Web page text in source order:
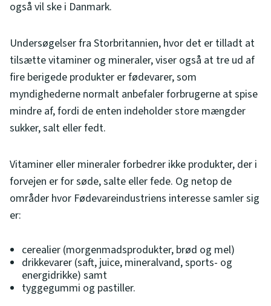
også vil ske i Danmark.
Undersøgelser fra Storbritannien, hvor det er tilladt at
tilsætte vitaminer og mineraler, viser også at tre ud af
fire berigede produkter er fødevarer, som
myndighederne normalt anbefaler forbrugerne at spise
mindre af, fordi de enten indeholder store mængder
sukker, salt eller fedt.
Vitaminer eller mineraler forbedrer ikke produkter, der i
forvejen er for søde, salte eller fede. Og netop de
områder hvor Fødevareindustriens interesse samler sig
er:
cerealier (morgenmadsprodukter, brød og mel)
drikkevarer (saft, juice, mineralvand, sports- og
energidrikke) samt
tyggegummi og pastiller.